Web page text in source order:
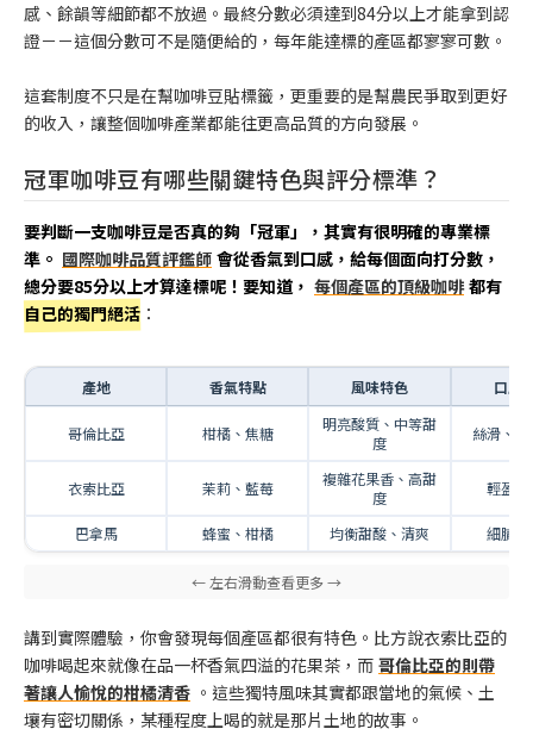
感、餘韻等細節都不放過。最終分數必須達到84分以上才能拿到認
證－－這個分數可不是隨便給的，每年能達標的產區都寥寥可數。
這套制度不只是在幫咖啡豆貼標籤，更重要的是幫農民爭取到更好
的收入，讓整個咖啡產業都能往更高品質的方向發展。
冠軍咖啡豆有哪些關鍵特色與評分標準？
要判斷一支咖啡豆是否真的夠「冠軍」，其實有很明確的專業標
準。 國際咖啡品質評鑑師 會從香氣到口感，給每個面向打分數，
總分要85分以上才算達標呢！要知道， 每個產區的頂級咖啡 都有
自己的獨門絕活 ：
產地 香氣特點 風味特色 口感
哥倫比亞 柑橘、焦糖
明亮酸質、中等甜
度
絲滑、
衣索比亞 茉莉、藍莓
複雜花果香、高甜
度
輕盈、
巴拿馬 蜂蜜、柑橘 均衡甜酸、清爽 細膩、
講到實際體驗，你會發現每個產區都很有特色。比方說衣索比亞的
咖啡喝起來就像在品一杯香氣四溢的花果茶，而 哥倫比亞的則帶
著讓人愉悅的柑橘清香 。這些獨特風味其實都跟當地的氣候、土
壤有密切關係，某種程度上喝的就是那片土地的故事。